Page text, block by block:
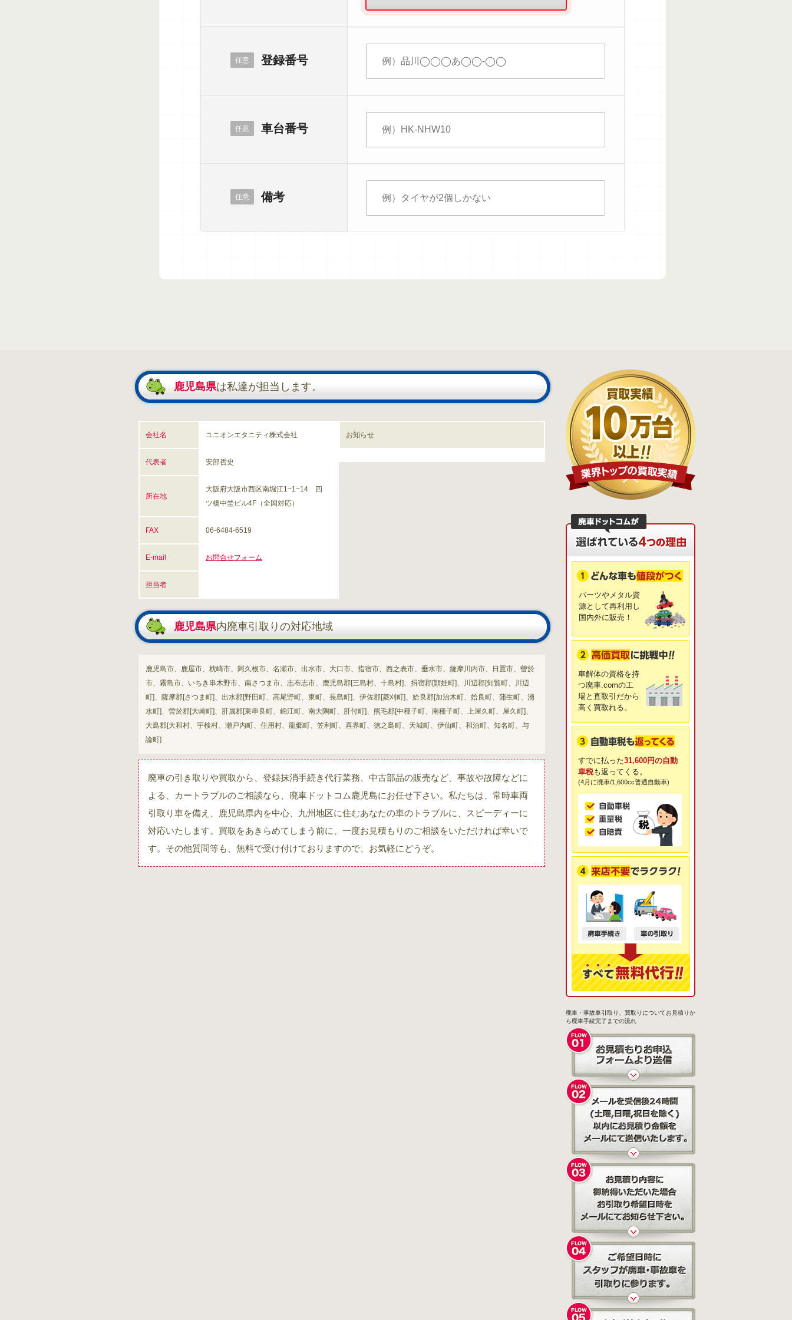
登録番号
車台番号
備考
鹿児島県は私達が担当します。
会社名 ユニオンエタニティ株式会社
代表者 安部哲史
所在地
大阪府大阪市西区南堀江1−1−14 四
ツ橋中埜ビル4F（全国対応）
FAX 06-6484-6519
E-mail お問合せフォーム
担当者
お知らせ
鹿児島県内廃車引取りの対応地域
鹿児島市、鹿屋市、枕崎市、阿久根市、名瀬市、出水市、大口市、指宿市、西之表市、垂水市、薩摩川内市、日置市、曽於
市、霧島市、いちき串木野市、南さつま市、志布志市、鹿児島郡[三島村、十島村]、揖宿郡[頴娃町]、川辺郡[知覧町、川辺
町]、薩摩郡[さつま町]、出水郡[野田町、高尾野町、東町、長島町]、伊佐郡[菱刈町]、姶良郡[加治木町、姶良町、蒲生町、湧
水町]、曽於郡[大崎町]、肝属郡[東串良町、錦江町、南大隅町、肝付町]、熊毛郡[中種子町、南種子町、上屋久町、屋久町]、
大島郡[大和村、宇検村、瀬戸内町、住用村、龍郷町、笠利町、喜界町、徳之島町、天城町、伊仙町、和泊町、知名町、与
論町]
廃車の引き取りや買取から、登録抹消手続き代行業務、中古部品の販売など、事故や故障などに
よる、カートラブルのご相談なら、廃車ドットコム鹿児島にお任せ下さい。私たちは、常時車両
引取り車を備え、鹿児島県内を中心、九州地区に住むあなたの車のトラブルに、スピーディーに
対応いたします。買取をあきらめてしまう前に、一度お見積もりのご相談をいただければ幸いで
す。その他質問等も、無料で受け付けておりますので、お気軽にどうぞ。
パーツやメタル資
源として再利用し
国内外に販売！
車解体の資格を持
つ廃車.comの工
場と直取引だから
高く買取れる。
すでに払った31,600円の自動
車税も返ってくる。
(4月に廃車/1,600cc普通自動車)
廃車・事故車引取り、買取りについてお見積りか
ら廃車手続完了までの流れ